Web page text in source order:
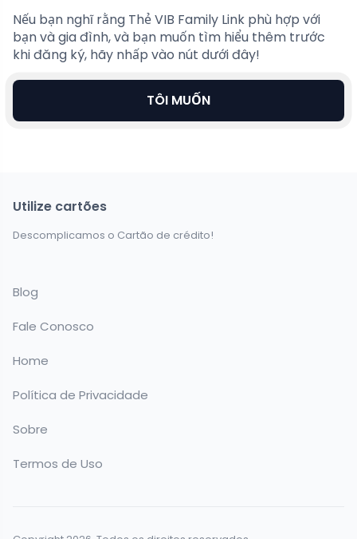
Nếu bạn nghĩ rằng Thẻ VIB Family Link phù hợp với
bạn và gia đình, và bạn muốn tìm hiểu thêm trước
khi đăng ký, hãy nhấp vào nút dưới đây!
TÔI MUỐN
Utilize cartões
Descomplicamos o Cartão de crédito!
Blog
Fale Conosco
Home
Política de Privacidade
Sobre
Termos de Uso